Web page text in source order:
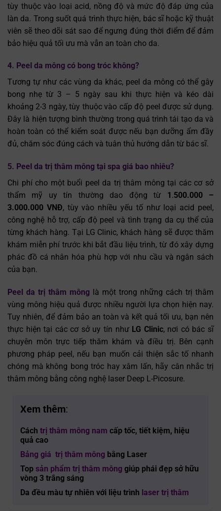
tùy thuộc vào loại acid, nồng độ và mức độ đáp ứng của
làn da. Trong suốt quá trình thực hiện, bác sĩ hoặc kỹ thuật
viên sẽ theo dõi sát sao để ngưng đúng thời điểm để đảm
bảo hiệu quả tối ưu mà vẫn an toàn cho da.
4. Peel da mông có bong tróc không?
Tương tự như các vùng da khác, peel da mông có thể gây
bong nhẹ từ 3 – 5 ngày sau khi thực hiện và kéo dài
khoảng 2-3 ngày, tùy thuộc vào cấp độ peel được sử dụng.
Đây là hiện tượng bình thường trong quá trình tái tạo da và
hoàn toàn có thể kiểm soát được nếu bạn dưỡng ẩm đầy
đủ, chăm sóc đúng cách và tuân thủ hướng dẫn từ bác sĩ.
5. Peel da trị thâm mông tại spa giá bao nhiêu?
Chi phí cho một buổi peel da trị thâm mông tại các cơ sở
thẩm mỹ uy tín thường dao động từ 1 .500.000 –
3.000.000 VNĐ, tùy vào nhiều yếu tố như loại acid peel,
công nghệ hỗ trợ, cấp độ peel và tình trạng da cụ thể của
từng khách hàng. Tại LG Clinic, khách hàng sẽ được thăm
khám miễn phí trước khi bắt đầu liệu trình, từ đó xây dựng
phác đồ cá nhân hóa phù hợp với nhu cầu và ngân sách
của bạn.
Peel da trị thâm mông là một trong những cách trị thâm
vùng mông hiệu quả được nhiều người lựa chọn hiện nay.
Tuy nhiên, để đảm bảo an toàn và kết quả tối ưu, bạn nên
thực hiện tại các cơ sở uy tín như LG Clinic, nơi có bác sĩ
chuyên môn trực tiếp thăm khám và điều trị. Bên cạnh
phương pháp peel, nếu bạn muốn cải thiện sắc tố nhanh
chóng mà không bong tróc hay xâm lấn, hãy cân nhắc trị
thâm mông bằng công nghệ laser Deep L-Picosure.
Xem thêm:
Cách trị thâm mông nam cấp tốc, tiết kiệm, hiệu
quả cao
Bảng giá trị thâm mông bằng Laser
Top sản phẩm trị thâm mông giúp phái đẹp sở hữu
vòng 3 trắng sáng
Da đều màu tự nhiên với liệu trình laser trị thâm